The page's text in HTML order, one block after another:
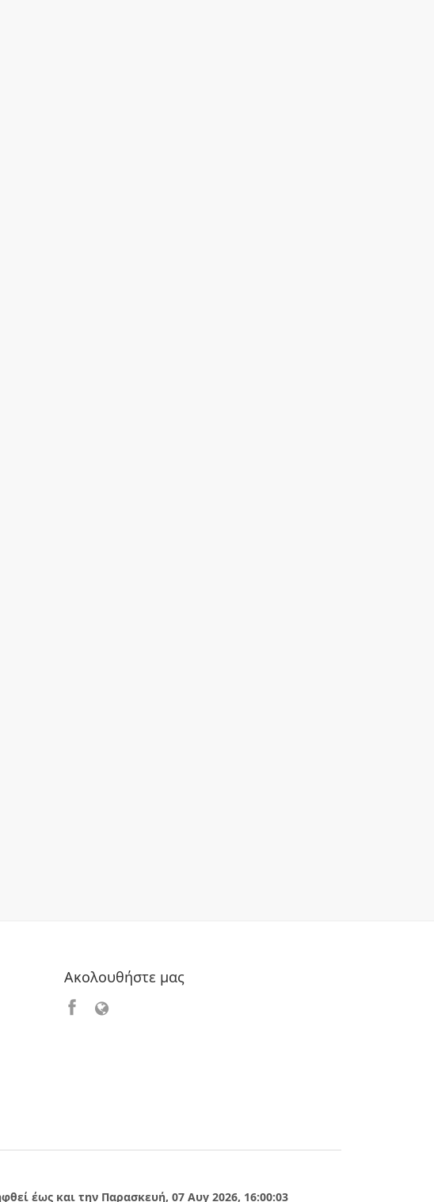
Ακολουθήστε μας
έως και την Παρασκευή, 07 Αυγ 2026, 16:00:03